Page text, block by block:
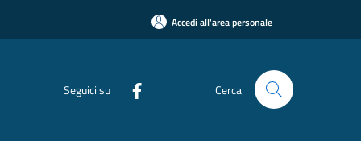
Accedi all'area personale
Seguici su Cerca